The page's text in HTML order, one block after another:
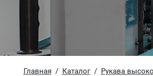
Главная Каталог Рукава